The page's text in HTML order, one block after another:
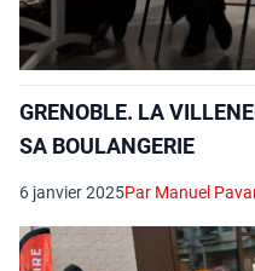
GRENOBLE. LA
SA BOULANGERIE
6 janvier 2025Par Manuel